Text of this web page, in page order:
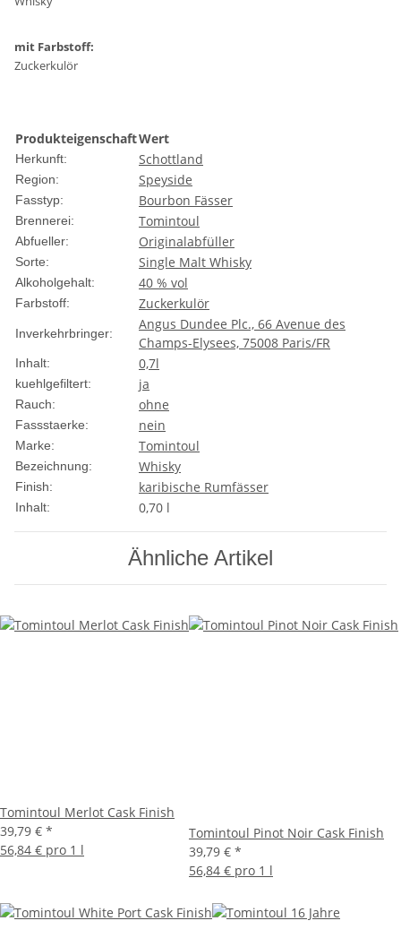
mit Farbstoff:
Zuckerkulör
ProdukteigenschaftWert
Herkunft: Schottland
Region: Speyside
Fasstyp: Bourbon Fässer
Brennerei: Tomintoul
Abfueller: Originalabfüller
Sorte: Single Malt Whisky
Alkoholgehalt: 40 % vol
Farbstoff: Zuckerkulör
Inverkehrbringer:
Angus Dundee Plc., 66 Avenue des
Champs-Elysees, 75008 Paris/FR
Inhalt: 0,7l
kuehlgefiltert: ja
Rauch: ohne
Fassstaerke: nein
Marke: Tomintoul
Bezeichnung: Whisky
Finish: karibische Rumfässer
Inhalt: 0,70 l
Ähnliche Artikel
Tomintoul Merlot Cask Finish
39,79 € *
56,84 € pro 1 l
Tomintoul Pinot Noir Cask Finish
39,79 € *
56,84 € pro 1 l